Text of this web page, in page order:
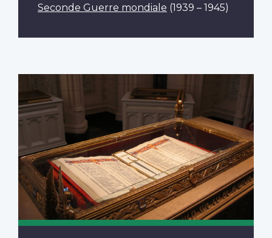
Seconde Guerre mondiale (1939 – 1945)